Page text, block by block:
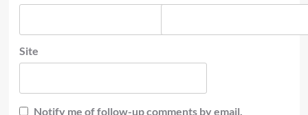
Site
Notify me of follow-up comments by email.